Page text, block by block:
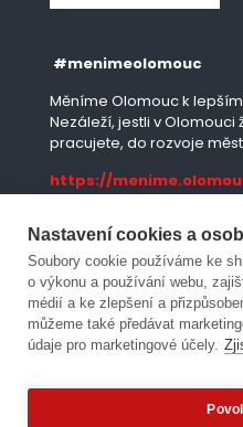
#menimeolomouc
Měníme Olomouc k
Nezáleží, jestli v Olomouci
pracujete, do rozvoje
https://
Moje Olomouc
Mobilní aplikace města.
https://
Nastavení cookies a
Soubory cookie používáme ke
o výkonu a používání webu,
médií a ke zlepšení a
můžeme také předávat
údaje pro marketingové účely.